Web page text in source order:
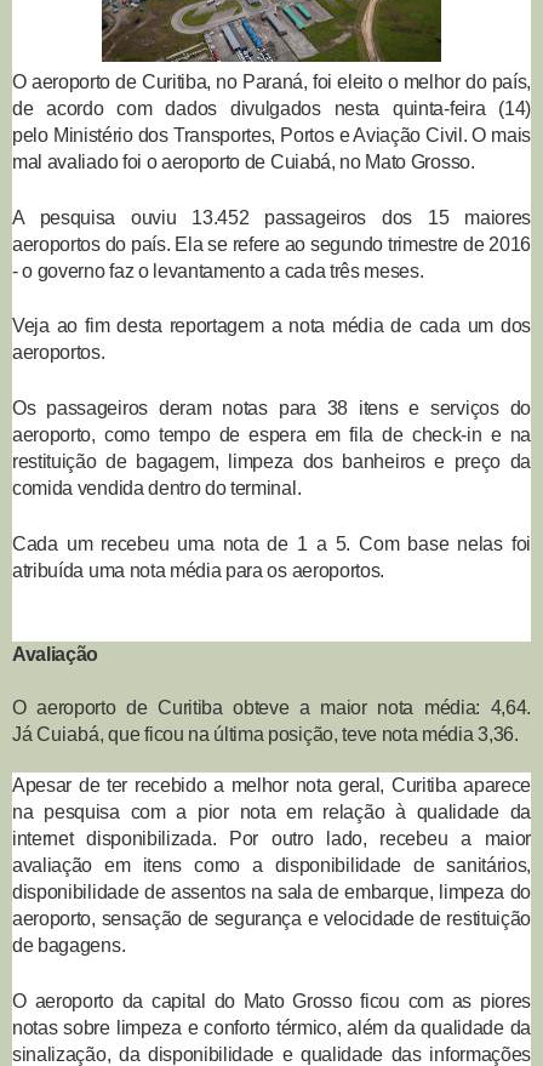
O aeroporto de Curitiba, no Paraná, foi eleito o melhor do país,
de acordo com dados divulgados nesta quinta-feira (14)
pelo Ministério dos Transportes, Portos e Aviação Civil. O mais
mal avaliado foi o aeroporto de Cuiabá, no Mato Grosso.
A pesquisa ouviu 13.452 passageiros dos 15 maiores
aeroportos do país. Ela se refere ao segundo trimestre de 2016
- o governo faz o levantamento a cada três meses.
Veja ao fim desta reportagem a nota média de cada um dos
aeroportos.
Os passageiros deram notas para 38 itens e serviços do
aeroporto, como tempo de espera em fila de check-in e na
restituição de bagagem, limpeza dos banheiros e preço da
comida vendida dentro do terminal.
Cada um recebeu uma nota de 1 a 5. Com base nelas foi
atribuída uma nota média para os aeroportos.
Avaliação
O aeroporto de Curitiba obteve a maior nota média: 4,64.
Já Cuiabá, que ficou na última posição, teve nota média 3,36.
Apesar de ter recebido a melhor nota geral, Curitiba aparece
na pesquisa com a pior nota em relação à qualidade da
internet disponibilizada. Por outro lado, recebeu a maior
avaliação em itens como a disponibilidade de sanitários,
disponibilidade de assentos na sala de embarque, limpeza do
aeroporto, sensação de segurança e velocidade de restituição
de bagagens.
O aeroporto da capital do Mato Grosso ficou com as piores
notas sobre limpeza e conforto térmico, além da qualidade da
sinalização, da disponibilidade e qualidade das informações